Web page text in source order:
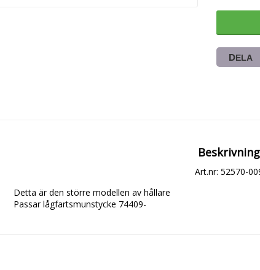
DELA
Beskrivning
Art.nr: 52570-
Detta är den större modellen av hållare
Passar lågfartsmunstycke 74409-